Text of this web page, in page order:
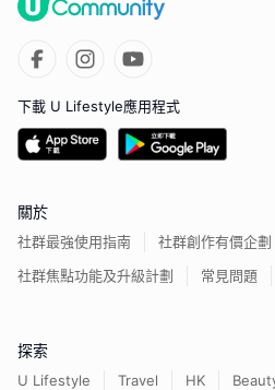
下載 U Lifestyle應用程式
關於
社群最強使用指南
社群創作有價企劃
社群焦點功能及升級計劃
常見問題
探索
U Lifestyle Travel HK